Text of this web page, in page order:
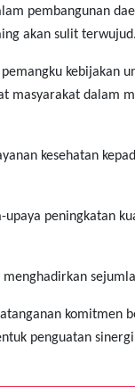
pembangunan
akan sulit terwujud.
kebijakan
dalam
kesehatan
peningkatan
menghadirkan
komitmen
penguatan